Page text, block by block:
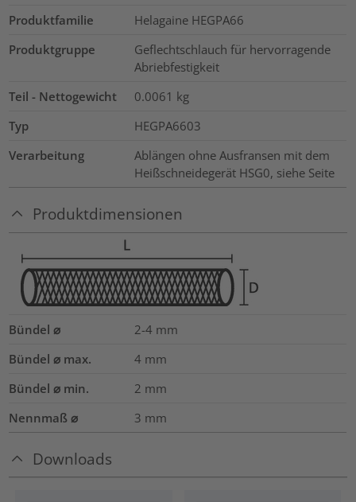
Produktfamilie
Helagaine HEGPA66
Produktgruppe
Geflechtschlauch für hervorragende
Abriebfestigkeit
Teil - Nettogewicht
0.0061 kg
Typ
HEGPA6603
Verarbeitung
Ablängen ohne Ausfransen mit dem
Heißschneidegerät HSG0, siehe Seite
Produktdimensionen
Bündel ⌀ 2-4 mm
Bündel ⌀ max.
4 mm
Bündel ⌀ min.
2 mm
Nennmaß ⌀
3 mm
Downloads